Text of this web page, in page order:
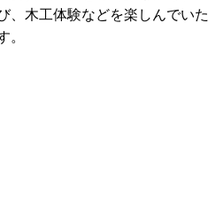
木工体験などを楽しんでい
。